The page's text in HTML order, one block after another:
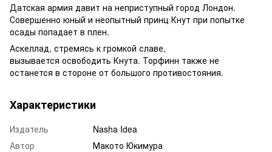
Датская армия давит на неприступный город Лондон.
Совершенно юный и неопытный принц Кнут при попытке
осады попадает в плен.
Аскеллад, стремясь к громкой славе,
вызывается освободить Кнута. Торфинн также не
останется в стороне от большого противостояния.
Характеристики
Издатель
Nasha Idea
Автор
Макото Юкимура